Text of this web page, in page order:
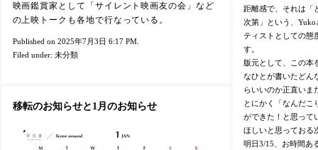
映画鑑賞家として「サイレント映画友の会」など
の上映トークも各地で行なっている。
Published on 2025年7月3日 6:17 PM.
Filed under: 未分類
距離感で、それは「
次第」という、
ティストとしての態
す。
版元として、この本
なひとが書いたどん
らいいのか正直いま
とにかく「なんだこ
ができた！と思って
ほしいと思っておる
明日3/15、お時間あ
移転のお知らせと1月のお知らせ